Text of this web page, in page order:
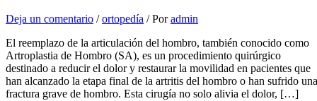
Deja un comentario /ortopedía / Poradmin
El reemplazo de la articulación del hombro, también conocido como
Artroplastia de Hombro (SA), es un procedimiento quirúrgico
destinado a reducir el dolor y restaurar la movilidad en pacientes que
han alcanzado la etapa final de la artritis del hombro o han sufrido una
fractura grave de hombro. Esta cirugía no solo alivia el dolor, […]